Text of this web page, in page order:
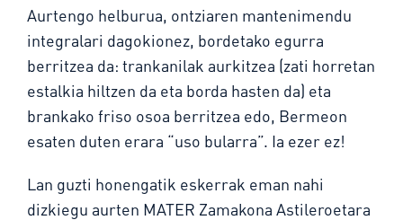
Aurtengo helburua, ontziaren mantenimendu
integralari dagokionez, bordetako egurra
berritzea da: trankanilak aurkitzea (zati horretan
estalkia hiltzen da eta borda hasten da) eta
brankako friso osoa berritzea edo, Bermeon
esaten duten erara “uso bularra”. Ia ezer ez!
Lan guzti honengatik eskerrak eman nahi
dizkiegu aurten MATER Zamakona Astileroetara